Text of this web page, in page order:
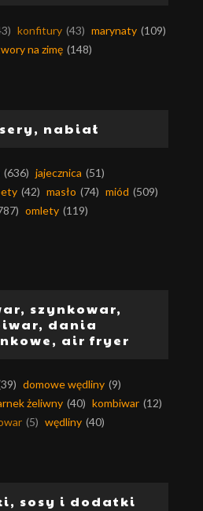
konfitury (43) marynaty (109)
na zimę (148)
nabiał
(636) jajecznica (51)
(42) masło (74) miód (509)
omlety (119)
szynkowar,
dania
air fryer
domowe wędliny (9)
żeliwny (40) kombiwar (12)
(5) wędliny (40)
sosy i dodatki